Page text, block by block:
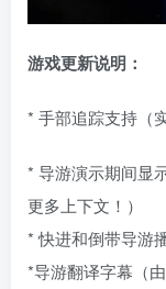
游戏更新说明：
* 手部追踪支持（
* 导游演示期间显
更多上下文！）
* 快进和倒带导游
*导游翻译字幕（